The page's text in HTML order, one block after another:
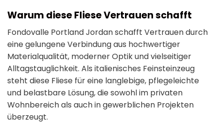
Warum diese Fliese Vertrauen schafft
Fondovalle Portland Jordan schafft Vertrauen durch
eine gelungene Verbindung aus hochwertiger
Materialqualität, moderner Optik und vielseitiger
Alltagstauglichkeit. Als italienisches Feinsteinzeug
steht diese Fliese für eine langlebige, pflegeleichte
und belastbare Lösung, die sowohl im privaten
Wohnbereich als auch in gewerblichen Projekten
überzeugt.